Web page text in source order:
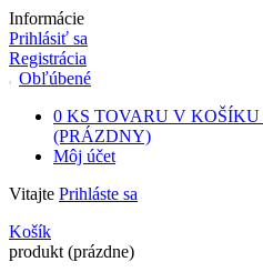
Informácie
Prihlásiť sa
Registrácia
Obľúbené
0 KS TOVARU V KOŠÍKU
(PRÁZDNY)
Môj účet
Vitajte Prihláste sa
Košík
produkt (prázdne)